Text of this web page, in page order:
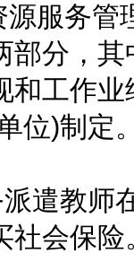
服务管
部分，
和工作
位)制定
教师在
社会保险